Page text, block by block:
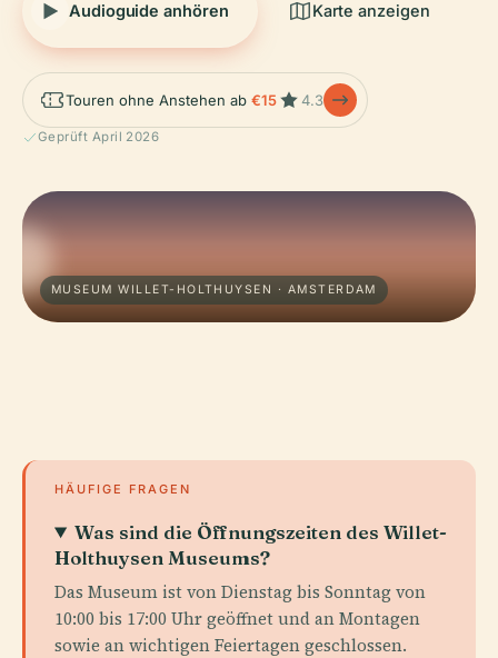
Audioguide anhören Karte anzeigen
Touren ohne Anstehen ab €15 4.3
Geprüft April 2026
MUSEUM WILLET-HOLTHUYSEN · AMSTERDAM
HÄUFIGE FRAGEN
Was sind die Öffnungszeiten des Willet-
Holthuysen Museums?
Das Museum ist von Dienstag bis Sonntag von
10:00 bis 17:00 Uhr geöffnet und an Montagen
sowie an wichtigen Feiertagen geschlossen.